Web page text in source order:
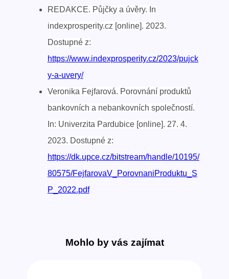
REDAKCE. Půjčky a úvěry. In
indexprosperity.cz [online]. 2023.
Dostupné z:
https://www.indexprosperity.cz/2023/pujck
y-a-uvery/
Veronika Fejfarová. Porovnání produktů
bankovních a nebankovních společností.
In: Univerzita Pardubice [online]. 27. 4.
2023. Dostupné z:
https://dk.upce.cz/bitstream/handle/10195/
80575/FejfarovaV_PorovnaniProduktu_S
P_2022.pdf
Mohlo by vás zajímat